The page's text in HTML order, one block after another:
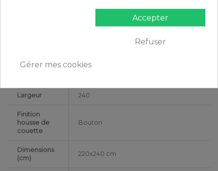
Lavable en machine
Type de
Largeur 240
Finition
housse de
couette
Bouton
Dimensions
(cm)
220x240 cm
Accepter
Refuser
Gérer mes cookies